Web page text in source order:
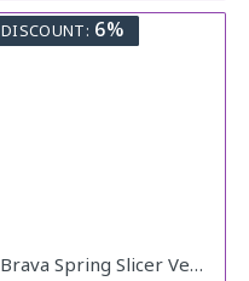
DISCOUNT: 6%
Brava Spring Slicer Vegetables Fruits Cutter